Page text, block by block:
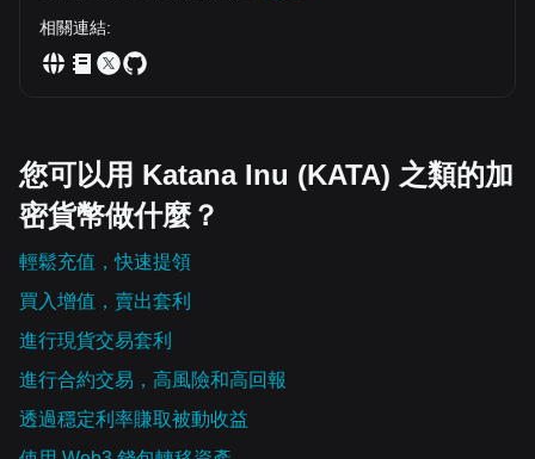
相關連結:
您可以用 Katana Inu (KATA) 之類的加
密貨幣做什麼？
輕鬆充值，快速提領
買入增值，賣出套利
進行現貨交易套利
進行合約交易，高風險和高回報
透過穩定利率賺取被動收益